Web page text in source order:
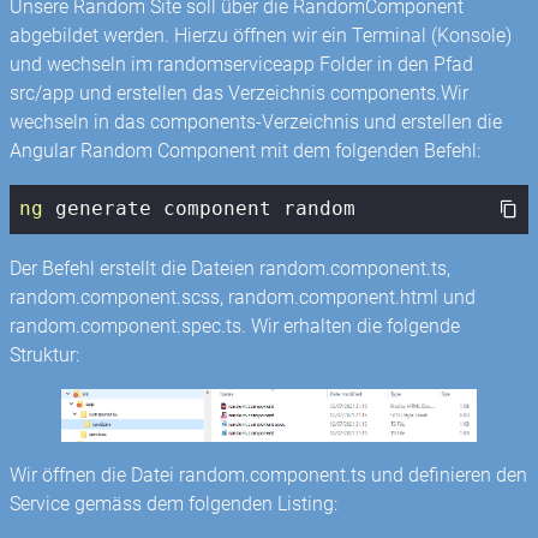
Unsere Random Site soll über die RandomComponent
abgebildet werden. Hierzu öffnen wir ein Terminal (Konsole)
und wechseln im randomserviceapp Folder in den Pfad
src/app und erstellen das Verzeichnis components.Wir
wechseln in das components-Verzeichnis und erstellen die
Angular Random Component mit dem folgenden Befehl:
ng generate component random
Der Befehl erstellt die Dateien random.component.ts,
random.component.scss, random.component.html und
random.component.spec.ts. Wir erhalten die folgende
Struktur:
Wir öffnen die Datei random.component.ts und definieren den
Service gemäss dem folgenden Listing: